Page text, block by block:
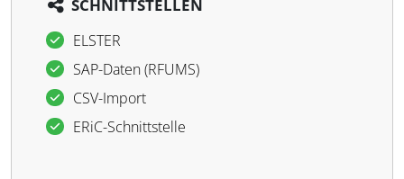
SCHNITTSTELLEN
ELSTER
SAP-Daten (RFUMS)
CSV-Import
ERiC-Schnittstelle